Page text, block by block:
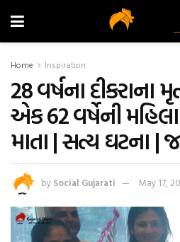
Home Inspiration
28 વર્ષના દીકરાના
એક 62 વર્ષેની
માતા | સત્ય ઘટના |
by Social Gujarati May 17,